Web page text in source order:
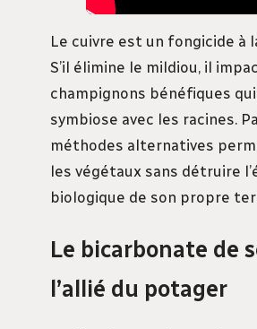
Le cuivre est un fongicide à
S’il élimine le mildiou, il
champignons bénéfiques
symbiose avec les racines.
méthodes alternatives
les végétaux sans détruire
biologique de son propre
Le bicarbonate de
l’allié du potager